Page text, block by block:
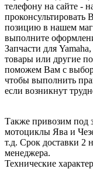
телефону на сайте -
проконсультировать
позицию в нашем
выполните
Запчасти для
товары или другие
поможем Вам с
чтобы выполнить
если возникнут
Также привозим под
мотоциклы Ява и
т.д. Срок доставки 2
менеджера.
Технические